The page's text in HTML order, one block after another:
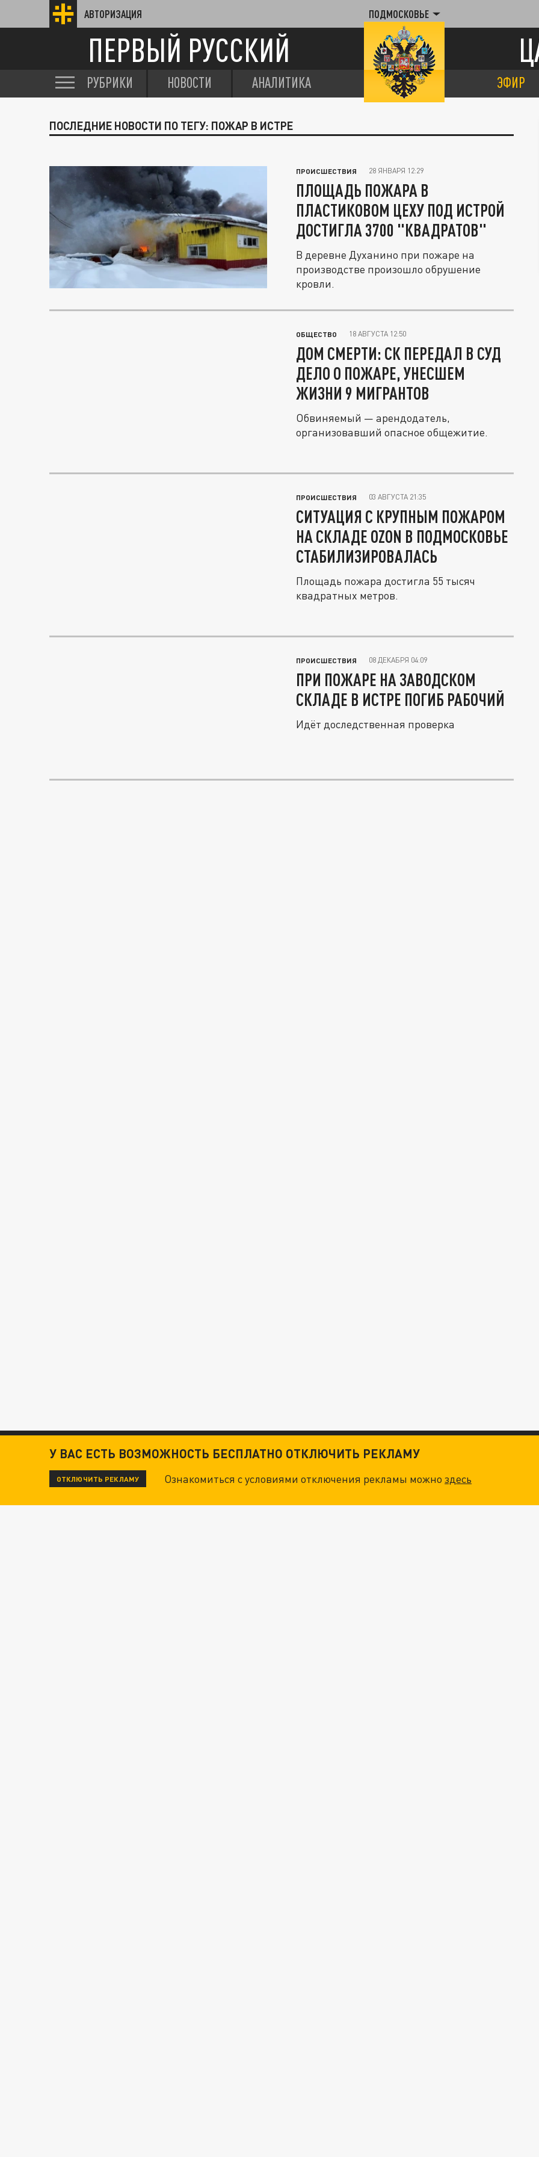
АВТОРИЗАЦИЯ ПОДМОСКОВЬЕ
ПЕРВЫЙ РУССКИЙ
РУБРИКИ НОВОСТИ АНАЛИТИКА ЭФИР
ПОСЛЕДНИЕ НОВОСТИ ПО ТЕГУ: ПОЖАР В ИСТРЕ
ПРОИСШЕСТВИЯ 28 ЯНВАРЯ 12:29
ПЛОЩАДЬ ПОЖАРА В
ПЛАСТИКОВОМ ЦЕХУ ПОД ИСТРОЙ
ДОСТИГЛА 3700 "КВАДРАТОВ"
В деревне Духанино при пожаре на
производстве произошло обрушение
кровли.
ОБЩЕСТВО 18 АВГУСТА 12:50
ДОМ СМЕРТИ: СК ПЕРЕДАЛ В СУД
ДЕЛО О ПОЖАРЕ, УНЕСШЕМ
ЖИЗНИ 9 МИГРАНТОВ
Обвиняемый — арендодатель,
организовавший опасное общежитие.
ПРОИСШЕСТВИЯ 03 АВГУСТА 21:35
СИТУАЦИЯ С КРУПНЫМ ПОЖАРОМ
НА СКЛАДЕ OZON В ПОДМОСКОВЬЕ
СТАБИЛИЗИРОВАЛАСЬ
Площадь пожара достигла 55 тысяч
квадратных метров.
ПРОИСШЕСТВИЯ 08 ДЕКАБРЯ 04:09
ПРИ ПОЖАРЕ НА ЗАВОДСКОМ
СКЛАДЕ В ИСТРЕ ПОГИБ РАБОЧИЙ
Идёт доследственная проверка
У ВАС ЕСТЬ ВОЗМОЖНОСТЬ БЕСПЛАТНО ОТКЛЮЧИТЬ РЕКЛАМУ
ОТКЛЮЧИТЬ РЕКЛАМУ Ознакомиться с условиями отключения рекламы можноздесь